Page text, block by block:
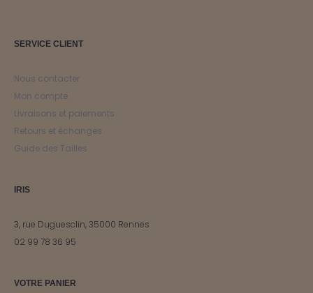
SERVICE CLIENT
Nous contacter
Mon compte
Livraisons et paiements
Retours et échanges
Guide des Tailles
IRIS
3, rue Duguesclin, 35000 Rennes
02 99 78 36 95
VOTRE PANIER